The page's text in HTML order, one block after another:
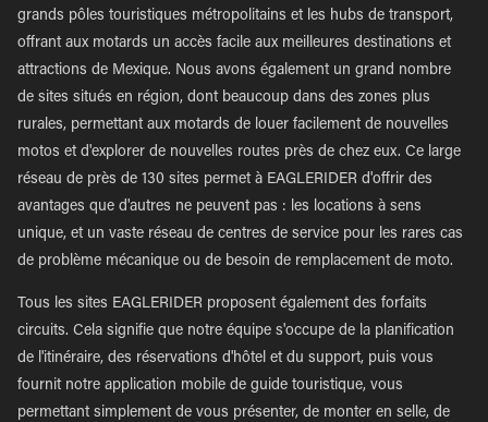
grands pôles touristiques métropolitains et les hubs de transport,
offrant aux motards un accès facile aux meilleures destinations et
attractions de Mexique. Nous avons également un grand nombre
de sites situés en région, dont beaucoup dans des zones plus
rurales, permettant aux motards de louer facilement de nouvelles
motos et d'explorer de nouvelles routes près de chez eux. Ce large
réseau de près de 130 sites permet à EAGLERIDER d'offrir des
avantages que d'autres ne peuvent pas : les locations à sens
unique, et un vaste réseau de centres de service pour les rares cas
de problème mécanique ou de besoin de remplacement de moto.
Tous les sites EAGLERIDER proposent également des forfaits
circuits. Cela signifie que notre équipe s'occupe de la planification
de l'itinéraire, des réservations d'hôtel et du support, puis vous
fournit notre application mobile de guide touristique, vous
permettant simplement de vous présenter, de monter en selle, de